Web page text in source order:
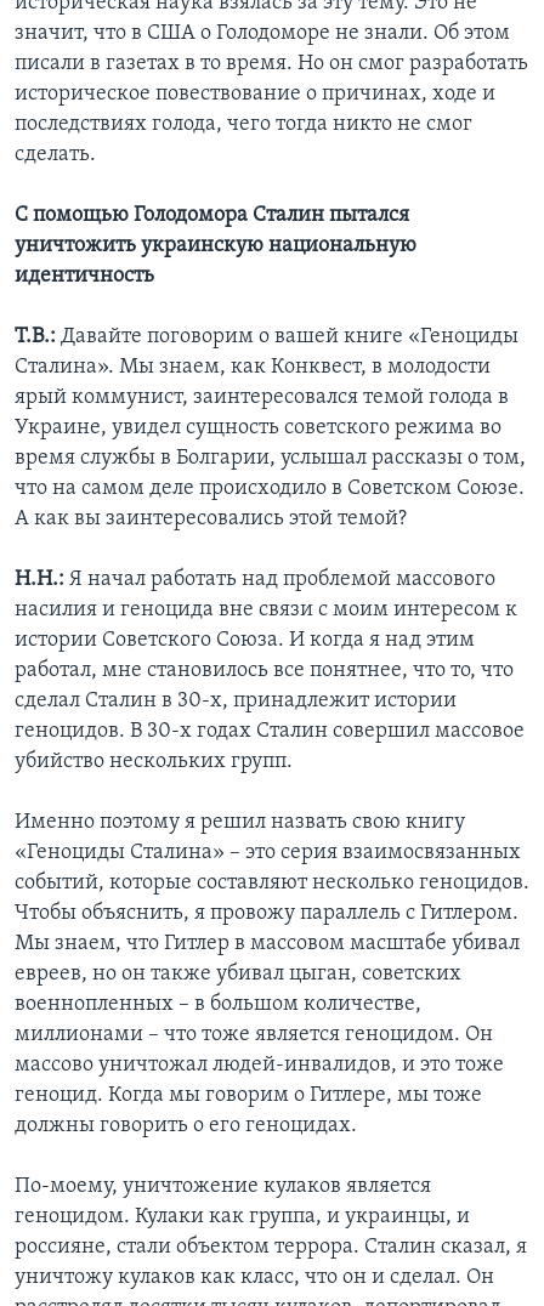
значит, что в США о Голодоморе не знали. Об этом
писали в газетах в то время. Но он смог разработать
историческое повествование о причинах, ходе и
последствиях голода, чего тогда никто не смог
сделать.
С помощью Голодомора Сталин пытался
уничтожить украинскую национальную
идентичность
Т.В.: Давайте поговорим о вашей книге «Геноциды
Сталина». Мы знаем, как Конквест, в молодости
ярый коммунист, заинтересовался темой голода в
Украине, увидел сущность советского режима во
время службы в Болгарии, услышал рассказы о том,
что на самом деле происходило в Советском Союзе.
А как вы заинтересовались этой темой?
Н.Н.: Я начал работать над проблемой массового
насилия и геноцида вне связи с моим интересом к
истории Советского Союза. И когда я над этим
работал, мне становилось все понятнее, что то, что
сделал Сталин в 30-х, принадлежит истории
геноцидов. В 30-х годах Сталин совершил массовое
убийство нескольких групп.
Именно поэтому я решил назвать свою книгу
«Геноциды Сталина» – это серия взаимосвязанных
событий, которые составляют несколько геноцидов.
Чтобы объяснить, я провожу параллель с Гитлером.
Мы знаем, что Гитлер в массовом масштабе убивал
евреев, но он также убивал цыган, советских
военнопленных – в большом количестве,
миллионами – что тоже является геноцидом. Он
массово уничтожал людей-инвалидов, и это тоже
геноцид. Когда мы говорим о Гитлере, мы тоже
должны говорить о его геноцидах.
По-моему, уничтожение кулаков является
геноцидом. Кулаки как группа, и украинцы, и
россияне, стали объектом террора. Сталин сказал, я
уничтожу кулаков как класс, что он и сделал. Он